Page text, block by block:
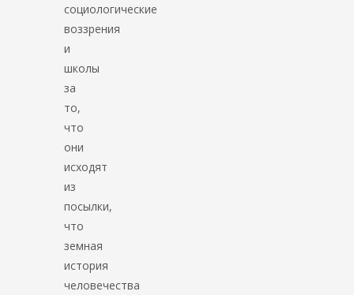
социологические
воззрения
и
школы
за
то,
что
они
исходят
из
посылки,
что
земная
история
человечества